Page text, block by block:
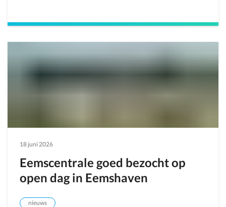
18 juni 2026
Eemscentrale goed bezocht op
open dag in Eemshaven
nieuws